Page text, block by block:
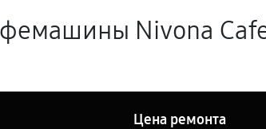
Nivona
Цена ремонта